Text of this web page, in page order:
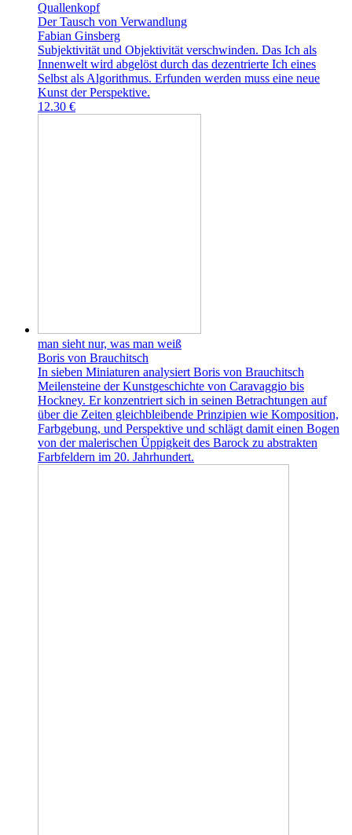
Quallenkopf
Der Tausch von Verwandlung
Fabian Ginsberg
Subjektivität und Objektivität verschwinden. Das Ich als
Innenwelt wird abgelöst durch das dezentrierte Ich eines
Selbst als Algorithmus. Erfunden werden muss eine neue
Kunst der Perspektive.
12.30 €
man sieht nur, was man weiß
Boris von Brauchitsch
In sieben Miniaturen analysiert Boris von Brauchitsch
Meilensteine der Kunstgeschichte von Caravaggio bis
Hockney. Er konzentriert sich in seinen Betrachtungen auf
über die Zeiten gleichbleibende Prinzipien wie Komposition,
Farbgebung, und Perspektive und schlägt damit einen Bogen
von der malerischen Üppigkeit des Barock zu abstrakten
Farbfeldern im 20. Jahrhundert.